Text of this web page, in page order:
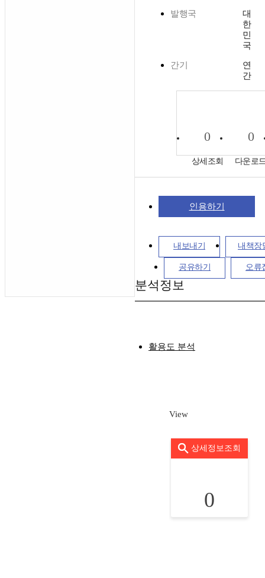
발행국
대
한
민
국
간기
연
간
0
상세조회
0
다운로
인용하기
내보내기 내책장
공유하기 오류
분석정보
활용도 분석
View
상세정보조회
0